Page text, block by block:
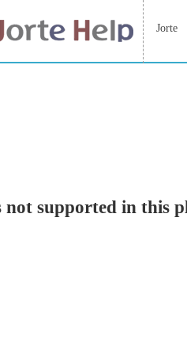
Jorte
not supported in this